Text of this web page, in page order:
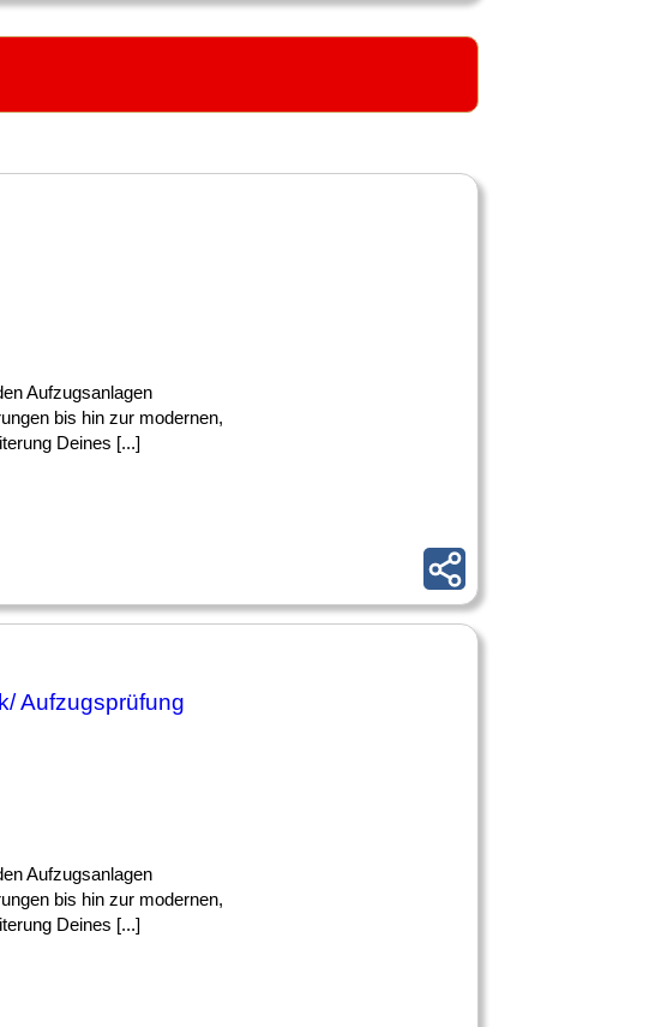
Aufzugsanlagen
bis hin zur modernen,
Deines [...]
Aufzugsprüfung
Aufzugsanlagen
bis hin zur modernen,
Deines [...]